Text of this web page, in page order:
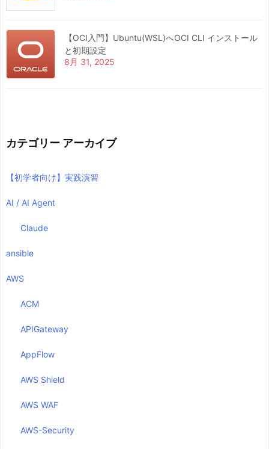
【OCI入門】Ubuntu(WSL)へOCI CLI インストール
と初期設定
8月 31, 2025
カテゴリー アーカイブ
【初学者向け】実践演習
AI / AI Agent
Claude
ansible
AWS
ACM
APIGateway
AppFlow
AWS Shield
AWS WAF
AWS-Security